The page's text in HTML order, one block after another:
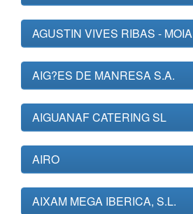
AGUSTIN VIVES RIBAS - MOIA
AIG?ES DE MANRESA S.A.
AIGUANAF CATERING SL
AIRO
AIXAM MEGA IBERICA, S.L.